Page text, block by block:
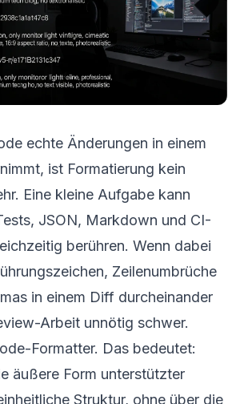
echte Änderungen in einem
ist Formatierung kein
Eine kleine Aufgabe kann
JSON, Markdown und CI-
berühren. Wenn dabei
Zeilenumbrüche
in einem Diff durcheinander
Arbeit unnötig schwer.
Formatter. Das bedeutet:
äußere Form unterstützter
Struktur, ohne über die